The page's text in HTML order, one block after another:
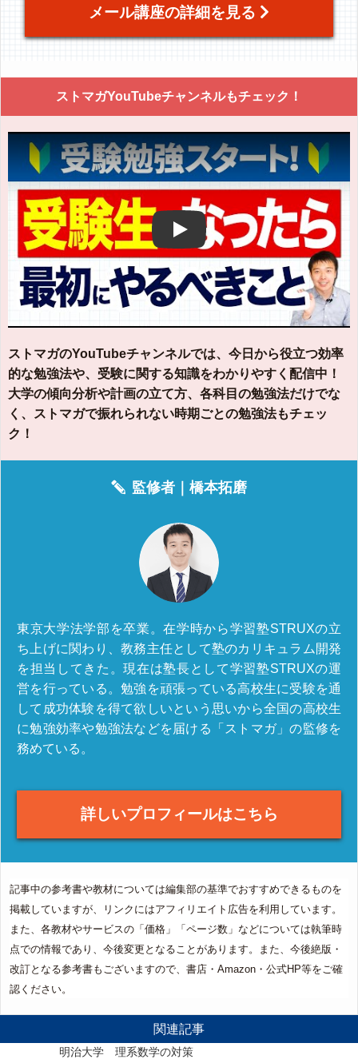
メール講座の詳細を見る
ストマガYouTubeチャンネルもチェック！
Play
ストマガのYouTubeチャンネルでは、今日から役立つ効率
的な勉強法や、受験に関する知識をわかりやすく配信中！
大学の傾向分析や計画の立て方、各科目の勉強法だけでな
く、ストマガで振れられない時期ごとの勉強法もチェッ
ク！
監修者｜橋本拓磨
東京大学法学部を卒業。在学時から学習塾STRUXの立
ち上げに関わり、教務主任として塾のカリキュラム開発
を担当してきた。現在は塾長として学習塾STRUXの運
営を行っている。勉強を頑張っている高校生に受験を通
して成功体験を得て欲しいという思いから全国の高校生
に勉強効率や勉強法などを届ける「ストマガ」の監修を
務めている。
詳しいプロフィールはこちら
記事中の参考書や教材については編集部の基準でおすすめできるものを
掲載していますが、リンクにはアフィリエイト広告を利用しています。
また、各教材やサービスの「価格」「ページ数」などについては執筆時
点での情報であり、今後変更となることがあります。また、今後絶版・
改訂となる参考書もございますので、書店・Amazon・公式HP等をご確
認ください。
関連記事
明治大学 理系数学の対策